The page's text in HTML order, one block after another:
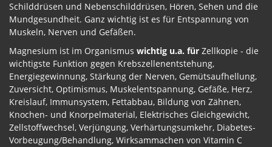
Schilddrüsen und Nebenschilddrüsen, Hören, Sehen und die
Mundgesundheit. Ganz wichtig ist es für Entspannung von
Muskeln, Nerven und Gefäßen.
Magnesium ist im Organismus wichtig u.a. für Zellkopie - die
wichtigste Funktion gegen Krebszellenentstehung,
Energiegewinnung, Stärkung der Nerven, Gemütsaufhellung,
Zuversicht, Optimismus, Muskelentspannung, Gefäße, Herz,
Kreislauf, Immunsystem, Fettabbau, Bildung von Zähnen,
Knochen- und Knorpelmaterial, Elektrisches Gleichgewicht,
Zellstoffwechsel, Verjüngung, Verhärtungsumkehr, Diabetes-
Vorbeugung/Behandlung, Wirksammachen von Vitamin C